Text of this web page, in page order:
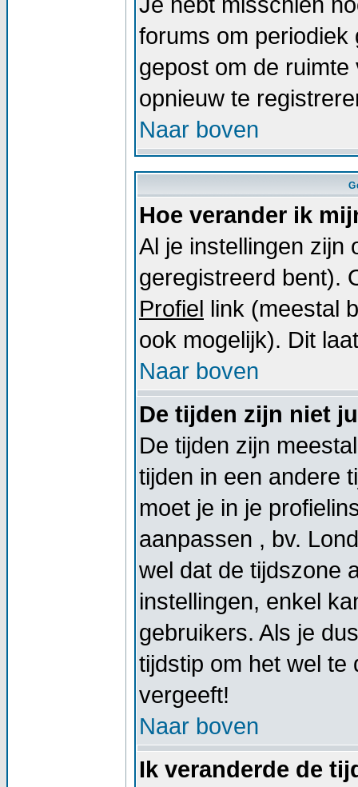
forums om periodiek
gepost om de
opnieuw te
Naar boven
Hoe verander ik
Al je instellingen zijn
geregistreerd bent).
Profiel link (meestal
ook mogelijk). Dit
Naar boven
De tijden zijn niet
De tijden zijn
tijden in een andere
moet je in je
aanpassen , bv.
wel dat de tijdszone
instellingen, enkel
gebruikers. Als je
tijdstip om het wel te
vergeeft!
Naar boven
Ik veranderde de